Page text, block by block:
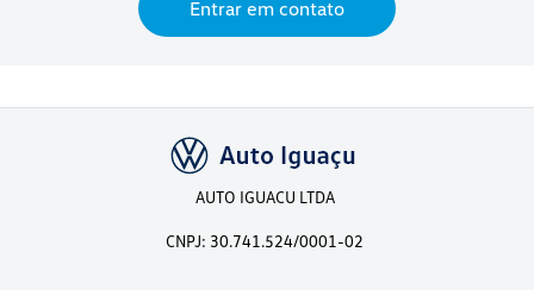
Entrar em contato
AUTO IGUACU LTDA
CNPJ: 30.741.524/0001-02